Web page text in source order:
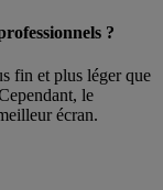
?
fin et plus léger que
le
écran.